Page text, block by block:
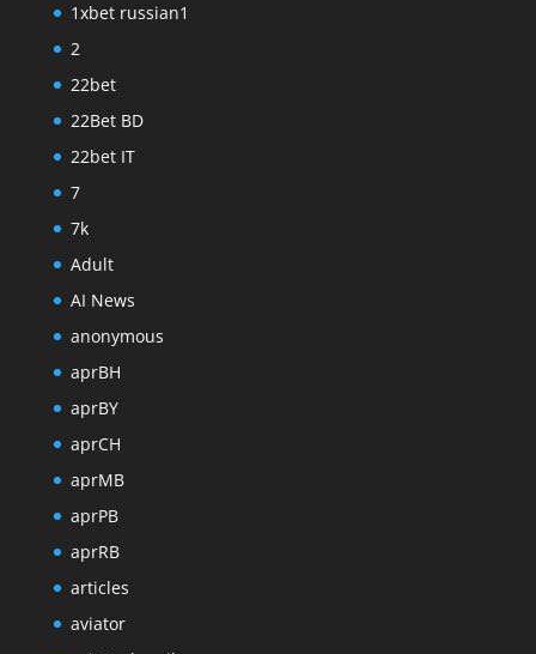
1xbet russian1
2
22bet
22Bet BD
22bet IT
7
7k
Adult
AI News
anonymous
aprBH
aprBY
aprCH
aprMB
aprPB
aprRB
articles
aviator